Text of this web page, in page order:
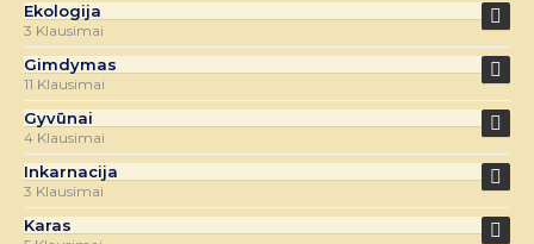
Ekologija
3 Klausimai
Gimdymas
11 Klausimai
Gyvūnai
4 Klausimai
Inkarnacija
3 Klausimai
Karas